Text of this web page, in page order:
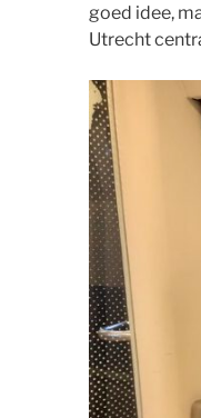
goed idee,
Utrecht